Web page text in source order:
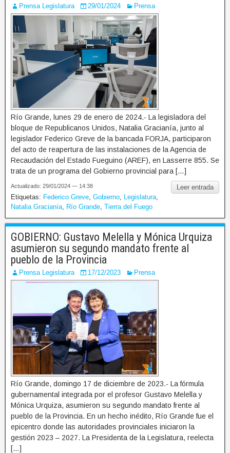
Prensa Legislatura 29/01/2024 Prensa
Río Grande, lunes 29 de enero de 2024.- La legisladora del
bloque de Republicanos Unidos, Natalia Gracianía, junto al
legislador Federico Greve de la bancada FORJA, participaron
del acto de reapertura de las instalaciones de la Agencia de
Recaudación del Estado Fueguino (AREF), en Lasserre 855. Se
trata de un programa del Gobierno provincial para […]
Leer entrada
Actualizado: 29/01/2024 — 14:38
Etiquetas: Federico Greve Gobierno Legislatura
Natalia Gracianía
Río Grande Tierra del Fuego
GOBIERNO: Gustavo Melella y Mónica Urquiza
asumieron su segundo mandato frente al
pueblo de la Provincia
Prensa Legislatura 17/12/2023 Prensa
Río Grande, domingo 17 de diciembre de 2023.- La fórmula
gubernamental integrada por el profesor Gustavo Melella y
Mónica Urquiza, asumieron su segundo mandato frente al
pueblo de la Provincia. En un hecho inédito, Río Grande fue el
epicentro donde las autoridades provinciales iniciaron la
gestión 2023 – 2027. La Presidenta de la Legislatura, reelecta
[…]